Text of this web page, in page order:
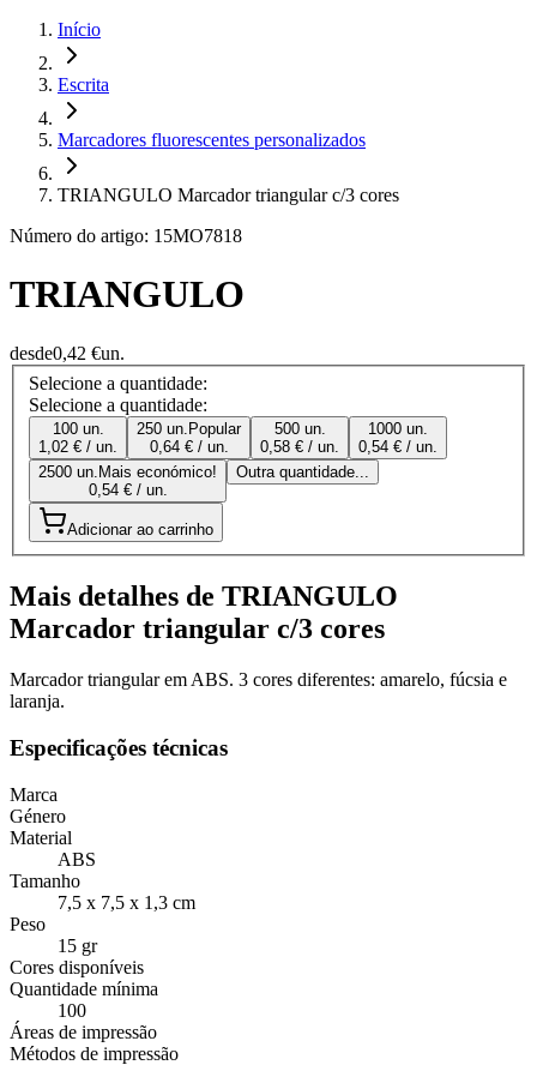
Início
Escrita
Marcadores fluorescentes personalizados
TRIANGULO Marcador triangular c/3 cores
Número do artigo: 15MO7818
TRIANGULO
desde0,42 €un.
Selecione a quantidade:
Selecione a quantidade:
100 un.
1,02 € / un.
250 un. Popular
0,64 € / un.
500 un.
0,58 € / un.
1000 un.
0,54 € / un.
2500 un. Mais económico!
0,54 € / un.
Outra quantidade...
Adicionar ao carrinho
Mais detalhes de TRIANGULO
Marcador triangular c/3 cores
Marcador triangular em ABS. 3 cores diferentes: amarelo, fúcsia e
laranja.
Especificações técnicas
Marca
Género
Material
ABS
Tamanho
7,5 x 7,5 x 1,3 cm
Peso
15 gr
Cores disponíveis
Quantidade mínima
100
Áreas de impressão
Métodos de impressão